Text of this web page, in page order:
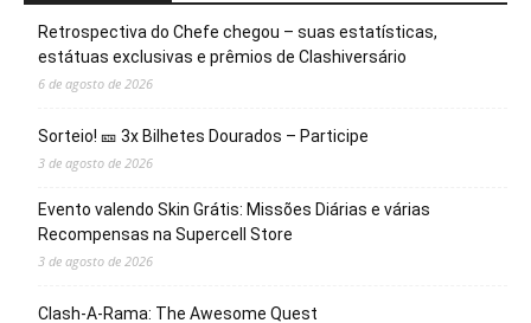
Retrospectiva do Chefe chegou – suas estatísticas,
estátuas exclusivas e prêmios de Clashiversário
6 de agosto de 2026
Sorteio! 🎫 3x Bilhetes Dourados – Participe
3 de agosto de 2026
Evento valendo Skin Grátis: Missões Diárias e várias
Recompensas na Supercell Store
3 de agosto de 2026
Clash-A-Rama: The Awesome Quest